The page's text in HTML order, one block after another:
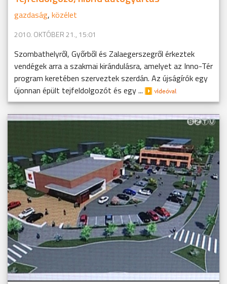
gazdaság, közélet
2010. OKTÓBER 21., 15:01
Szombathelyről, Győrből és Zalaegerszegről érkeztek
vendégek arra a szakmai kirándulásra, amelyet az Inno-Tér
program keretében szerveztek szerdán. Az újságírók egy
újonnan épült tejfeldolgozót és egy ...